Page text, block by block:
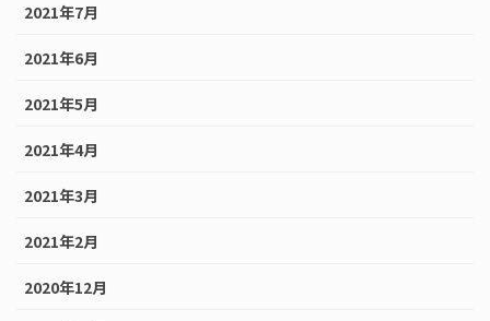
2021年7月
2021年6月
2021年5月
2021年4月
2021年3月
2021年2月
2020年12月